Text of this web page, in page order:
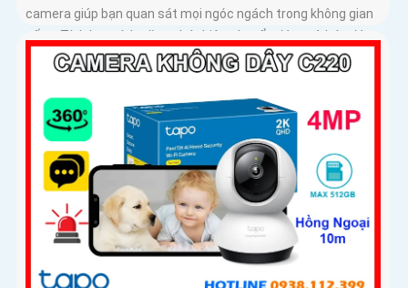
camera giúp bạn quan sát mọi ngóc ngách trong không gian
sống. Tích hợp tính năng phát hiện chuyển động và báo động
thông minh, cùng khe thẻ nhớ hỗ trợ đến 512GB, Tapo TC72